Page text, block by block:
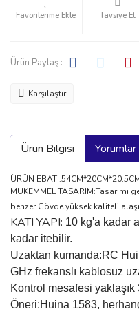
Tavsiye Et
Ürün Paylaş :
Karşılaştır
Ürün Bilgisi Yorumlar
ÜRÜN
MÜKEMMEL TASARIM:Tasarımı
benzer.Gövde yüksek kaliteli
KATI YAPI: 10 kg'a kadar
kadar itebilir.
Uzaktan kumanda:RC
GHz frekanslı kablosuz
Kontrol mesafesi yaklaşık
Öneri:Huina 1583,